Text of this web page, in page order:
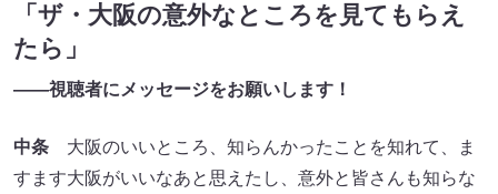
「ザ・大阪の意外なところを見てもらえ
たら」
――視聴者にメッセージをお願いします！
中条 大阪のいいところ、知らんかったことを知れて、ま
すます大阪がいいなあと思えたし、意外と皆さんも知らな